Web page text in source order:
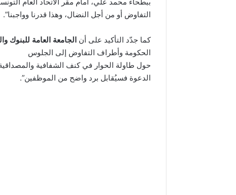
التفاوض أو من أجل النضال، وهذا قدرنا وواجبنا”.
كما جدّد التأكيد على أن الجامعة العامة للبنوك
الحكومة وأطراف التفاوض إلى الجلوس
حول طاولة الحوار في كنف الشفافية
الدعوة فسيُقابل برد واضح من الموظفين”.